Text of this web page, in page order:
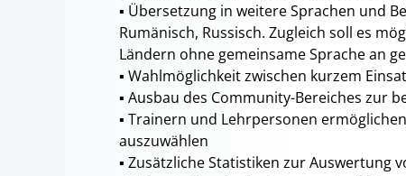
▪ Übersetzung in weitere Sprachen und
Rumänisch, Russisch. Zugleich soll es
Ländern ohne gemeinsame Sprache an
▪ Wahlmöglichkeit zwischen kurzem
▪ Ausbau des Community-Bereiches zur
▪ Trainern und Lehrpersonen
auszuwählen
▪ Zusätzliche Statistiken zur Auswertung